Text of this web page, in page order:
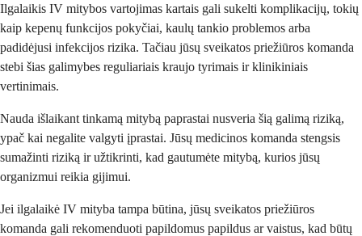
Ilgalaikis IV mitybos vartojimas kartais gali sukelti komplikacijų, tokių
kaip kepenų funkcijos pokyčiai, kaulų tankio problemos arba
padidėjusi infekcijos rizika. Tačiau jūsų sveikatos priežiūros komanda
stebi šias galimybes reguliariais kraujo tyrimais ir klinikiniais
vertinimais.
Nauda išlaikant tinkamą mitybą paprastai nusveria šią galimą riziką,
ypač kai negalite valgyti įprastai. Jūsų medicinos komanda stengsis
sumažinti riziką ir užtikrinti, kad gautumėte mitybą, kurios jūsų
organizmui reikia gijimui.
Jei ilgalaikė IV mityba tampa būtina, jūsų sveikatos priežiūros
komanda gali rekomenduoti papildomus papildus ar vaistus, kad būtų